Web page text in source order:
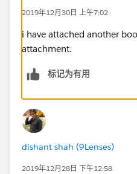
2019年12月30日 上午7:02
i have attached another
attachment.
标记为有用
dishant shah (9Lenses)
2019年12月28日 下午12:58